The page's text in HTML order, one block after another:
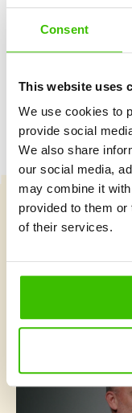
Consent
This website uses
We use cookies to
provide social
We also share
our social media,
may combine it
provided to them
of their services.
Co je v